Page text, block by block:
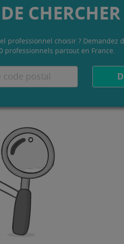
professionnel choisir ? Demandez
professionnels partout en France.